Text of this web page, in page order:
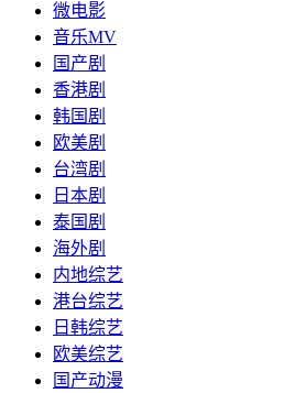
微电影
音乐MV
国产剧
香港剧
韩国剧
欧美剧
台湾剧
日本剧
泰国剧
海外剧
内地综艺
港台综艺
日韩综艺
欧美综艺
国产动漫